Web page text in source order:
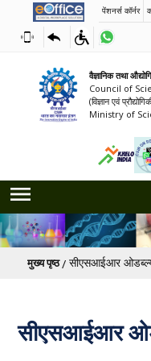
पेंशनर्स कॉर्नर
वैज्ञानिक तथा
Council of
(विज्ञान एवं
Ministry of
पग चिन्ह
मुख्य पृष्ठ सीएसआईआर
सीएसआईआर